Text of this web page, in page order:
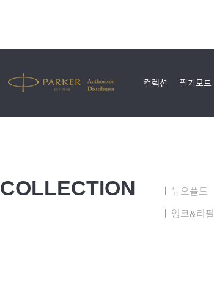
컬렉션 필기모드
COLLECTION 듀오폴드
잉크&리필